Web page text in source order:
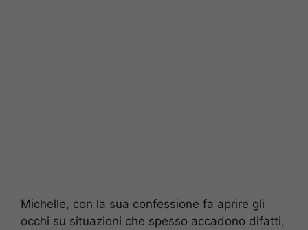
Michelle, con la sua confessione fa aprire gli
occhi su situazioni che spesso accadono difatti,